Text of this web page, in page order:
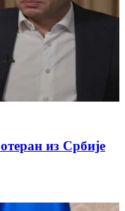
из Србије